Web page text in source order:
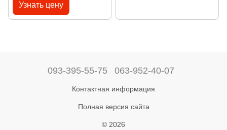
Узнать цену
093-395-55-75 063-952-40-07
Контактная информация
Полная версия сайта
© 2026